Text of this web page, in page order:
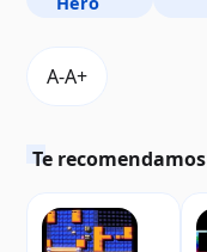
Te recomendamos